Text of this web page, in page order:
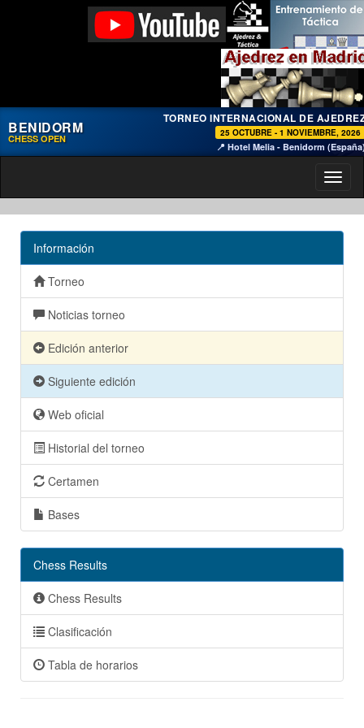
BENIDORM
CHESS OPEN
TORNEO INTERNACIONAL DE
25 OCTUBRE - 1 NOVIEMBRE, 2026
📍 Hotel Melia - Benidorm
Información
Torneo
Noticias torneo
Edición anterior
Siguiente edición
Web oficial
Historial del torneo
Certamen
Bases
Chess Results
Chess Results
Clasificación
Tabla de horarios